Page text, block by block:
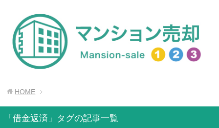
HOME
「借金返済」タグの記事一覧